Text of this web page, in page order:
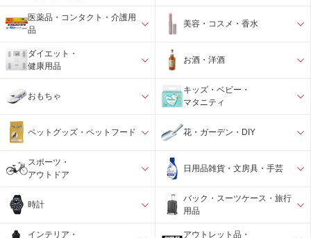
医薬品・コンタクト・介護用
品
美容・コスメ・香水
ダイエット・
健康用品
お酒・洋酒
おもちゃ
キッズ・ベビー・
マタニティ
ペットグッズ・ペットフード 花・ガーデン・DIY
スポーツ・
アウトドア
日用品雑貨・文房具・手芸
時計
バック・スーツケース・旅行
用品
インテリア・
アウトレット品・